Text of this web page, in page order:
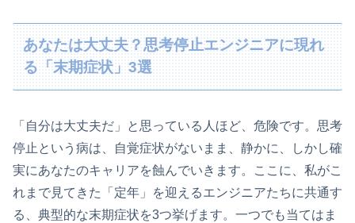
あなたは大丈夫？思考停止エンジニアに現れ
る「末期症状」3選
「自分は大丈夫だ」と思っている人ほど、危険です。思考
停止という病は、自覚症状がないまま、静かに、しかし確
実にあなたのキャリアを蝕んでいきます。ここに、私がこ
れまで見てきた「定年」を迎えるエンジニアたちに共通す
る、典型的な末期症状を3つ挙げます。一つでも当てはま